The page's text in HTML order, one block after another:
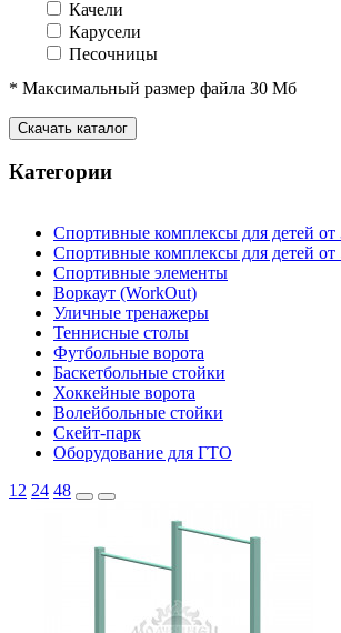
Качели
Карусели
Песочницы
Домики-беседки
Детские столики и скамьи
Теневые навесы и сцены
Развивающие игровые элементы
ПДД для детей
Спортивные комплексы для детей
Спортивные комплексы для детей
Спортивные элементы
Воркаут (WorkOut)
Уличные тренажеры
Теннисные столы
Футбольные ворота
Баскетбольные стойки
Хоккейные ворота
Волейбольные стойки
Скейт-парк
Зоны отдыха
Садово-парковая мебель
Уличные урны
Столы со скамьями
* Максимальный размер файла 30 Мб
Скачать каталог
Категории
Спортивные комплексы для детей от
Спортивные комплексы для детей от
Спортивные элементы
Воркаут (WorkOut)
Уличные тренажеры
Теннисные столы
Футбольные ворота
Баскетбольные стойки
Хоккейные ворота
Волейбольные стойки
Скейт-парк
Оборудование для ГТО
12 24 48